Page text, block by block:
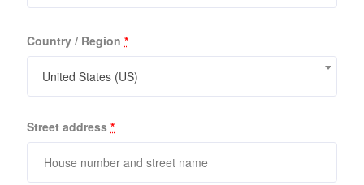
Country / Region *
United States (US)
Street address *